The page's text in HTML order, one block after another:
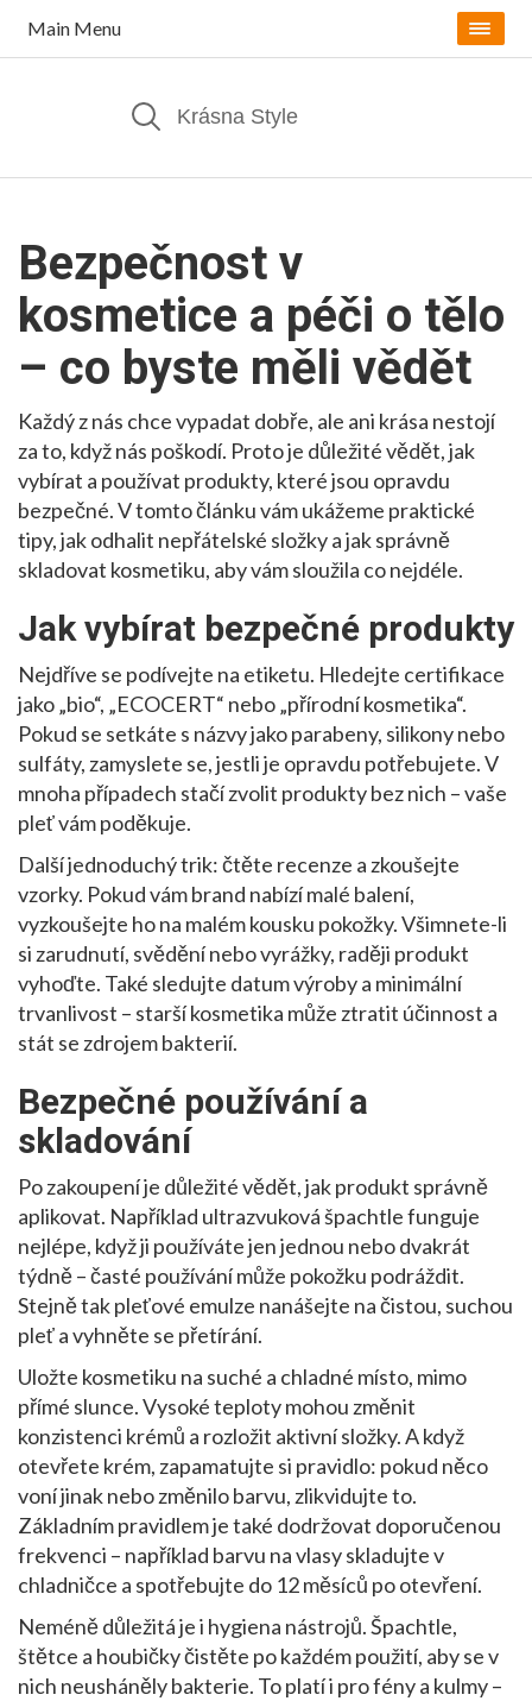
Main Menu
Bezpečnost v
kosmetice a péči o tělo
– co byste měli vědět
Každý z nás chce vypadat dobře, ale ani krása nestojí
za to, když nás poškodí. Proto je důležité vědět, jak
vybírat a používat produkty, které jsou opravdu
bezpečné. V tomto článku vám ukážeme praktické
tipy, jak odhalit nepřátelské složky a jak správně
skladovat kosmetiku, aby vám sloužila co nejdéle.
Jak vybírat bezpečné produkty
Nejdříve se podívejte na etiketu. Hledejte certifikace
jako „bio“, „ECOCERT“ nebo „přírodní kosmetika“.
Pokud se setkáte s názvy jako parabeny, silikony nebo
sulfáty, zamyslete se, jestli je opravdu potřebujete. V
mnoha případech stačí zvolit produkty bez nich – vaše
pleť vám poděkuje.
Další jednoduchý trik: čtěte recenze a zkoušejte
vzorky. Pokud vám brand nabízí malé balení,
vyzkoušejte ho na malém kousku pokožky. Všimnete-li
si zarudnutí, svědění nebo vyrážky, raději produkt
vyhoďte. Také sledujte datum výroby a minimální
trvanlivost – starší kosmetika může ztratit účinnost a
stát se zdrojem bakterií.
Bezpečné používání a
skladování
Po zakoupení je důležité vědět, jak produkt správně
aplikovat. Například ultrazvuková špachtle funguje
nejlépe, když ji používáte jen jednou nebo dvakrát
týdně – časté používání může pokožku podráždit.
Stejně tak pleťové emulze nanášejte na čistou, suchou
pleť a vyhněte se přetírání.
Uložte kosmetiku na suché a chladné místo, mimo
přímé slunce. Vysoké teploty mohou změnit
konzistenci krémů a rozložit aktivní složky. A když
otevřete krém, zapamatujte si pravidlo: pokud něco
voní jinak nebo změnilo barvu, zlikvidujte to.
Základním pravidlem je také dodržovat doporučenou
frekvenci – například barvu na vlasy skladujte v
chladničce a spotřebujte do 12 měsíců po otevření.
Neméně důležitá je i hygiena nástrojů. Špachtle,
štětce a houbičky čistěte po každém použití, aby se v
nich neusháněly bakterie. To platí i pro fény a kulmy –